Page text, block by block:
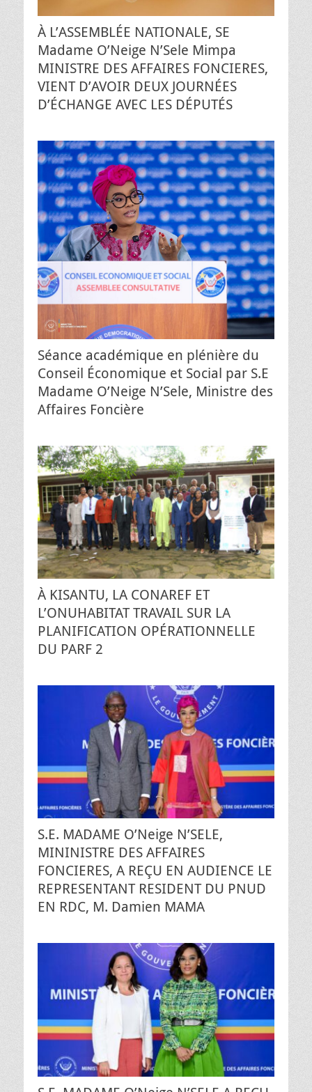
À L’ASSEMBLÉE NATIONALE, SE
Madame O’Neige N’Sele Mimpa
MINISTRE DES AFFAIRES FONCIERES,
VIENT D’AVOIR DEUX JOURNÉES
D’ÉCHANGE AVEC LES DÉPUTÉS
Séance académique en plénière du
Conseil Économique et Social par S.E
Madame O’Neige N’Sele, Ministre des
Affaires Foncière
À KISANTU, LA CONAREF ET
L’ONUHABITAT TRAVAIL SUR LA
PLANIFICATION OPÉRATIONNELLE
DU PARF 2
S.E. MADAME O’Neige N’SELE,
MININISTRE DES AFFAIRES
FONCIERES, A REÇU EN AUDIENCE LE
REPRESENTANT RESIDENT DU PNUD
EN RDC, M. Damien MAMA